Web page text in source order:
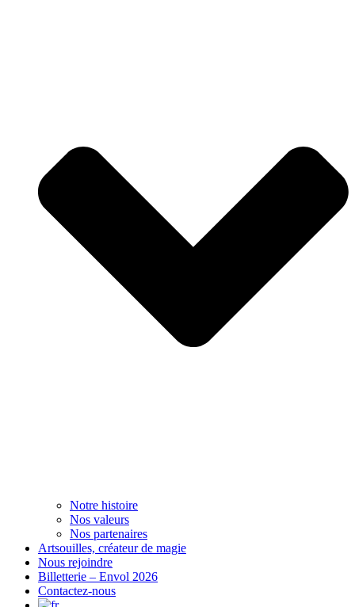
Notre histoire
Nos valeurs
Nos partenaires
Artsouilles, créateur de magie
Nous rejoindre
Billetterie – Envol 2026
Contactez-nous